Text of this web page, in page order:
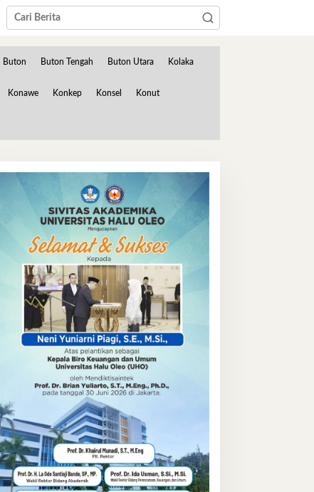
Buton Buton Tengah Buton Utara Kolaka
Konawe Konkep Konsel Konut